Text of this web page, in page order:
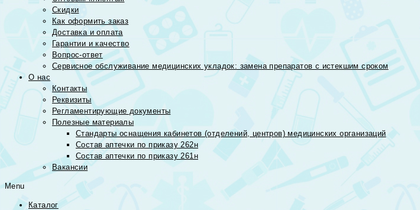
Скидки
Как оформить заказ
Доставка и оплата
Гарантии и качество
Вопрос-ответ
Сервисное обслуживание медицинских укладок: замена препаратов с истекшим сроком
О нас
Контакты
Реквизиты
Регламентирующие документы
Полезные материалы
Стандарты оснащения кабинетов (отделений, центров) медицинских организаций
Состав аптечки по приказу 262н
Состав аптечки по приказу 261н
Вакансии
Menu
Каталог